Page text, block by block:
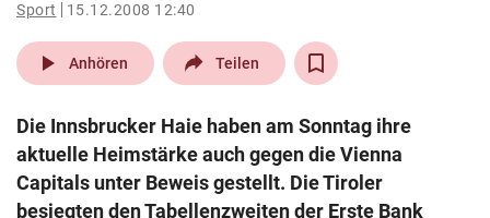
pin_drop
Wien arrow_right
search
Suchbegriff
eingeben
Sport 15.12.2008 12:40
play_arrow Anhören Teilen
Die Innsbrucker Haie haben am Sonntag ihre
aktuelle Heimstärke auch gegen die Vienna
Capitals unter Beweis gestellt. Die Tiroler
besiegten den Tabellenzweiten der Erste Bank